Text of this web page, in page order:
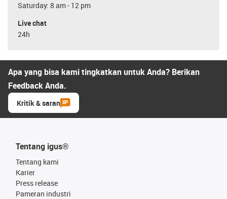
Saturday: 8 am - 12 pm
Live chat
24h
Apa yang bisa kami tingkatkan untuk Anda? Berikan
Feedback Anda.
Kritik & saran
Tentang igus®
Tentang kami
Karier
Press release
Pameran industri